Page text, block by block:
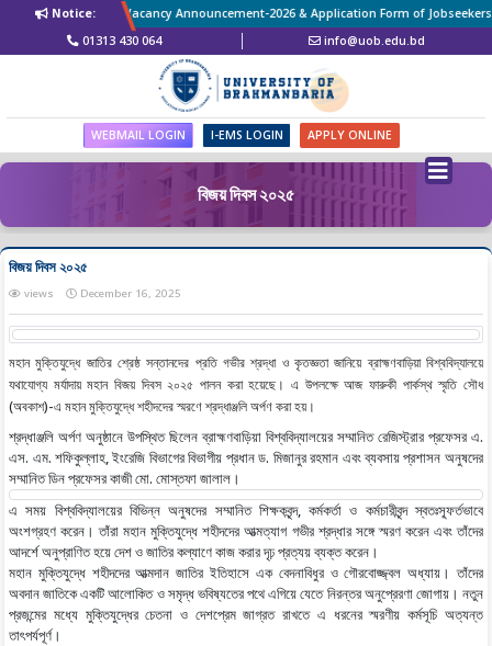
Notice:
Revised Vacancy Announcement-2026 & Application Form of Jobseekers.
01313 430 064
info@uob.edu.bd
WEBMAIL LOGIN I-EMS LOGIN APPLY ONLINE
বিজয় দিবস ২০২৫
বিজয় দিবস ২০২৫
views December 16, 2025
মহান মুক্তিযুদ্ধে জাতির শ্রেষ্ঠ সন্তানদের প্রতি গভীর শ্রদ্ধা ও কৃতজ্ঞতা জানিয়ে ব্রাহ্মণবাড়িয়া বিশ্ববিদ্যালয়ে
যথাযোগ্য মর্যাদায় মহান বিজয় দিবস ২০২৫ পালন করা হয়েছে। এ উপলক্ষে আজ ফারুকী পার্কস্থ স্মৃতি সৌধ
(অবকাশ)-এ মহান মুক্তিযুদ্ধে শহীদদের স্মরণে শ্রদ্ধাঞ্জলি অর্পণ করা হয়।
শ্রদ্ধাঞ্জলি অর্পণ অনুষ্ঠানে উপস্থিত ছিলেন ব্রাহ্মণবাড়িয়া বিশ্ববিদ্যালয়ের সম্মানিত রেজিস্ট্রার প্রফেসর এ.
এস. এম. শফিকুল্লাহ, ইংরেজি বিভাগের বিভাগীয় প্রধান ড. মিজানুর রহমান এবং ব্যবসায় প্রশাসন অনুষদের
সম্মানিত ডিন প্রফেসর কাজী মো. মোস্তফা জালাল।
এ সময় বিশ্ববিদ্যালয়ের বিভিন্ন অনুষদের সম্মানিত শিক্ষকবৃন্দ, কর্মকর্তা ও কর্মচারীবৃন্দ স্বতঃস্ফূর্তভাবে
অংশগ্রহণ করেন। তাঁরা মহান মুক্তিযুদ্ধে শহীদদের আত্মত্যাগ গভীর শ্রদ্ধার সঙ্গে স্মরণ করেন এবং তাঁদের
আদর্শে অনুপ্রাণিত হয়ে দেশ ও জাতির কল্যাণে কাজ করার দৃঢ় প্রত্যয় ব্যক্ত করেন।
মহান মুক্তিযুদ্ধে শহীদদের আত্মদান জাতির ইতিহাসে এক বেদনাবিধুর ও গৌরবোজ্জ্বল অধ্যায়। তাঁদের
অবদান জাতিকে একটি আলোকিত ও সমৃদ্ধ ভবিষ্যতের পথে এগিয়ে যেতে নিরন্তর অনুপ্রেরণা জোগায়। নতুন
প্রজন্মের মধ্যে মুক্তিযুদ্ধের চেতনা ও দেশপ্রেম জাগ্রত রাখতে এ ধরনের স্মরণীয় কর্মসূচি অত্যন্ত
তাৎপর্যপূর্ণ।